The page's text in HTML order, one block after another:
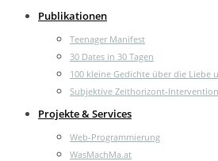
Publikationen
Teenager Manifest
30 Dates in 30 Tagen
100 kleine Gedichte über die Liebe
Subjektive Zeithorizont-Intervention
Projekte & Services
Web-Programmierung
WasMachMa.at